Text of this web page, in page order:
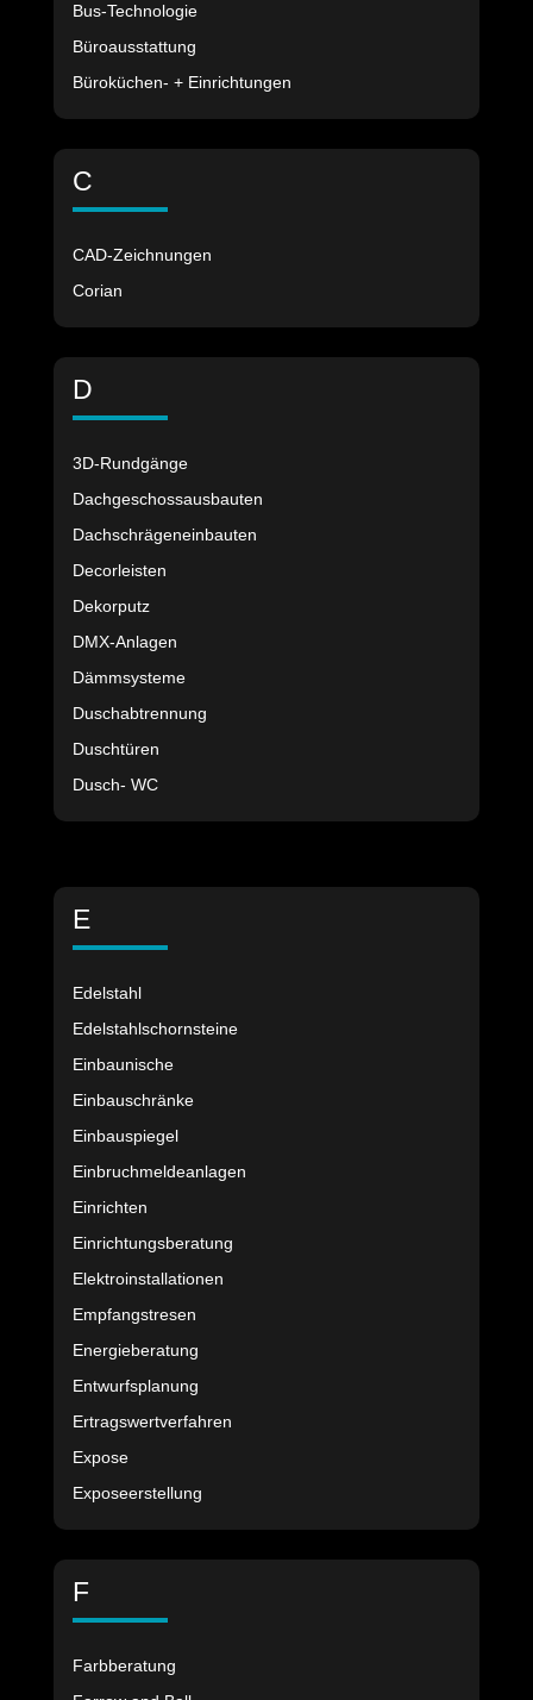
Bus-Technologie
Büroausstattung
Büroküchen- + Einrichtungen
C
CAD-Zeichnungen
Corian
D
3D-Rundgänge
Dachgeschossausbauten
Dachschrägeneinbauten
Decorleisten
Dekorputz
DMX-Anlagen
Dämmsysteme
Duschabtrennung
Duschtüren
Dusch- WC
E
Edelstahl
Edelstahlschornsteine
Einbaunische
Einbauschränke
Einbauspiegel
Einbruchmeldeanlagen
Einrichten
Einrichtungsberatung
Elektroinstallationen
Empfangstresen
Energieberatung
Entwurfsplanung
Ertragswertverfahren
Expose
Exposeerstellung
F
Farbberatung